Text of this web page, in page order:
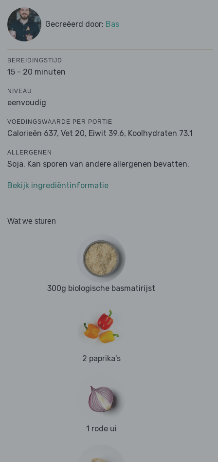
Gecreëerd door: Bas
BEREIDINGSTIJD
15 - 20 minuten
NIVEAU
eenvoudig
VOEDINGSWAARDE PER PORTIE
Calorieën 637, Vet 20, Eiwit 39.6, Koolhydraten 73.1
ALLERGENEN
Soja. Kan sporen van andere allergenen bevatten.
Bekijk ingrediëntinformatie
Wat we sturen
300g biologische basmatirijst
2 paprika's
1 rode ui